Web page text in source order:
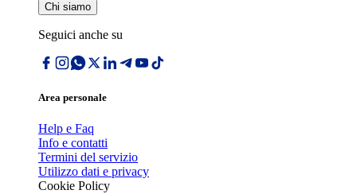
Chi siamo
Seguici anche su
Area personale
Help e Faq
Info e contatti
Termini del servizio
Utilizzo dati e privacy
Cookie Policy